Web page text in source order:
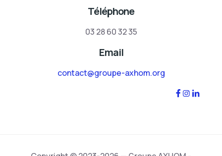
Téléphone
03 28 60 32 35
Email
contact@groupe-axhom.org